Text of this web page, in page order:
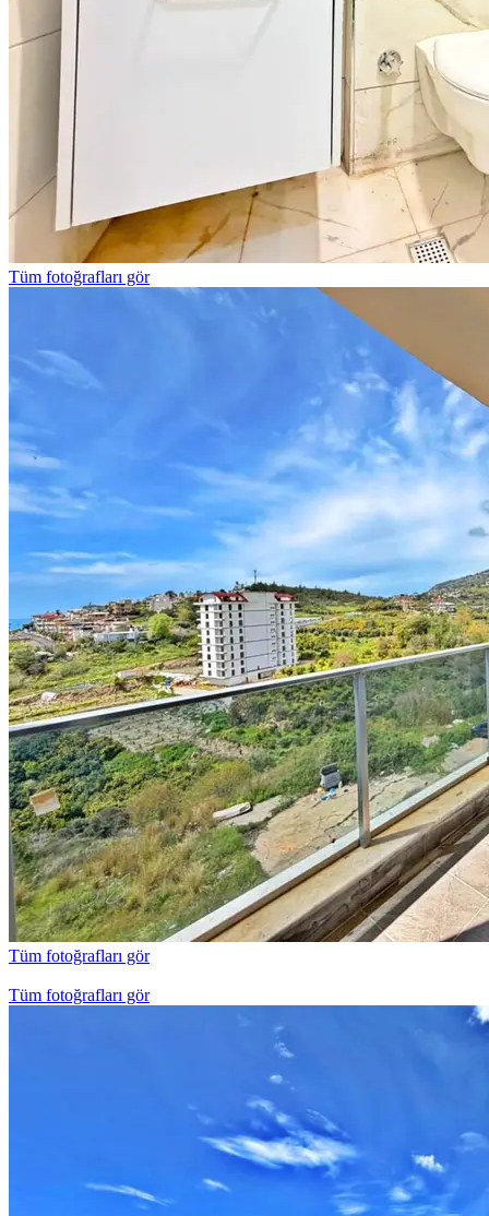
Tüm fotoğrafları gör
Tüm fotoğrafları gör
Tüm fotoğrafları gör